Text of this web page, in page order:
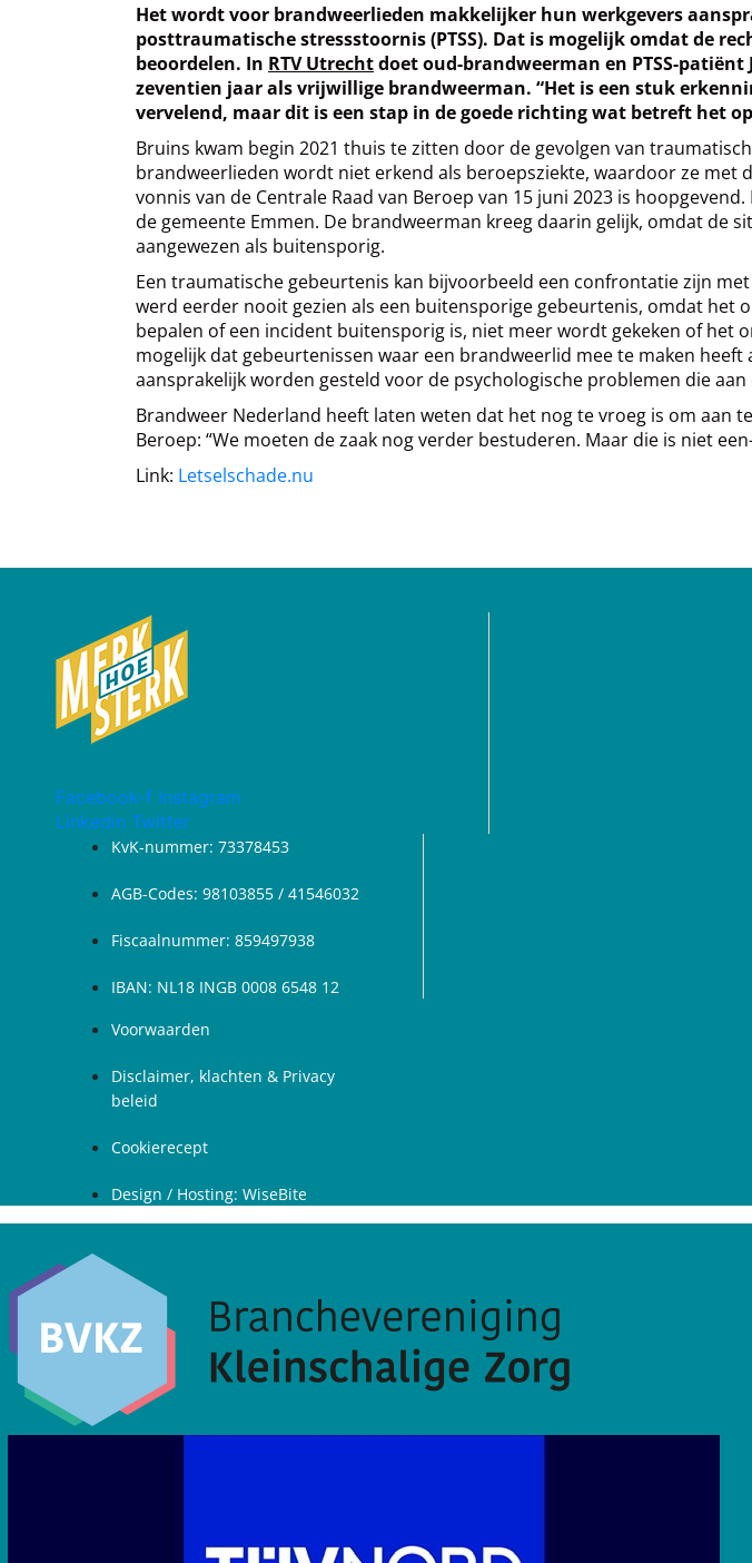
Het wordt voor brandweerlieden makkelijker hun werkgevers
posttraumatische stressstoornis (PTSS). Dat is mogelijk omdat de
beoordelen. In RTV Utrechtdoet oud-brandweerman en PTSS-
zeventien jaar als vrijwillige brandweerman. “Het is een stuk
vervelend, maar dit is een stap in de goede richting wat betreft het
Bruins kwam begin 2021 thuis te zitten door de gevolgen van
brandweerlieden wordt niet erkend als beroepsziekte, waardoor ze met
vonnis van de Centrale Raad van Beroep van 15 juni 2023 is
de gemeente Emmen. De brandweerman kreeg daarin gelijk, omdat de
aangewezen als buitensporig.
Een traumatische gebeurtenis kan bijvoorbeeld een confrontatie zijn
werd eerder nooit gezien als een buitensporige gebeurtenis, omdat het
bepalen of een incident buitensporig is, niet meer wordt gekeken of het
mogelijk dat gebeurtenissen waar een brandweerlid mee te maken
aansprakelijk worden gesteld voor de psychologische problemen die
Brandweer Nederland heeft laten weten dat het nog te vroeg is om aan
Beroep: “We moeten de zaak nog verder bestuderen. Maar die is niet
Link: Letselschade.nu
Facebook-f Instagram
Linkedin Twitter
KvK-nummer: 73378453
AGB-Codes: 98103855 / 41546032
Fiscaalnummer: 859497938
IBAN: NL18 INGB 0008 6548 12
Voorwaarden
Disclaimer, klachten & Privacy
beleid
Cookierecept
Design / Hosting: WiseBite